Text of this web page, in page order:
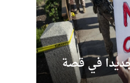
في قصة